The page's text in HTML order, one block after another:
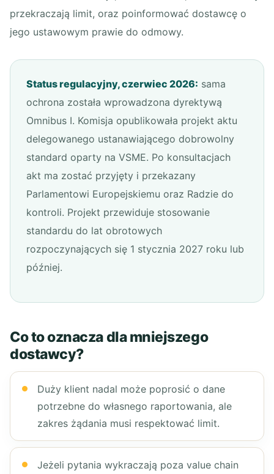
przekraczają limit, oraz poinformować dostawcę o
jego ustawowym prawie do odmowy.
Status regulacyjny, czerwiec 2026: sama
ochrona została wprowadzona dyrektywą
Omnibus I. Komisja opublikowała projekt aktu
delegowanego ustanawiającego dobrowolny
standard oparty na VSME. Po konsultacjach
akt ma zostać przyjęty i przekazany
Parlamentowi Europejskiemu oraz Radzie do
kontroli. Projekt przewiduje stosowanie
standardu do lat obrotowych
rozpoczynających się 1 stycznia 2027 roku lub
później.
Co to oznacza dla mniejszego
dostawcy?
Duży klient nadal może poprosić o dane
potrzebne do własnego raportowania, ale
zakres żądania musi respektować limit.
Jeżeli pytania wykraczają poza value chain